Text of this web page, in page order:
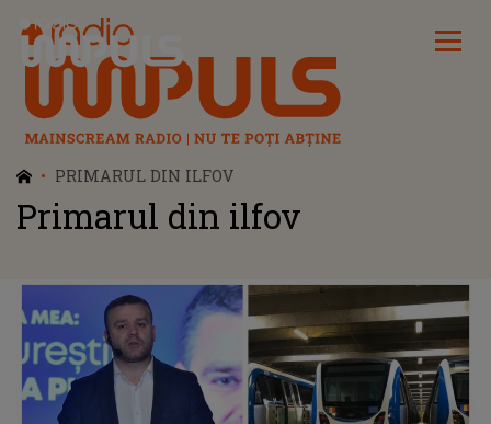
Radio Impuls
PRIMARUL DIN ILFOV
Primarul din ilfov